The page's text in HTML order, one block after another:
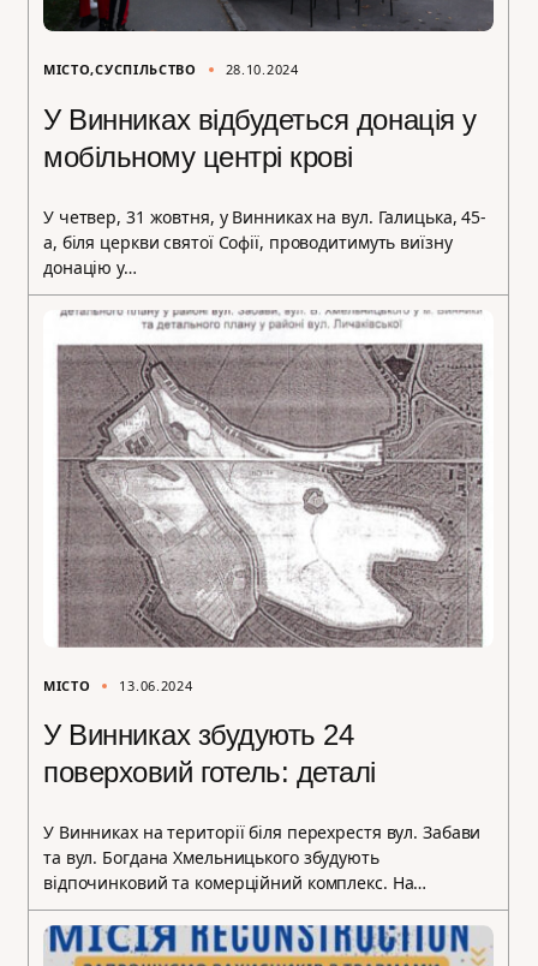
МІСТО СУСПІЛЬСТВО 28.10.2024
У Винниках відбудеться донація у
мобільному центрі крові
У четвер, 31 жовтня, у Винниках на вул. Галицька, 45-
а, біля церкви святої Софії, проводитимуть виїзну
донацію у…
МІСТО 13.06.2024
У Винниках збудують 24
поверховий готель: деталі
У Винниках на території біля перехрестя вул. Забави
та вул. Богдана Хмельницького збудують
відпочинковий та комерційний комплекс. На…